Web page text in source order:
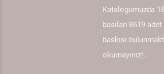
Katalogumuzda
basılan 8619
baskısı
okumayınız!..